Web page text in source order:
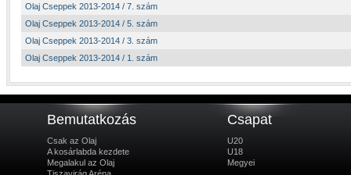
Olaj Cseppek 2013-2014 / 7. szám
Olaj Cseppek 2013-2014 / 5. szám
Olaj Cseppek 2013-2014 / 3. szám
Olaj Cseppek 2013-2014 / 1. szám
Bemutatkozás
Csak az Olaj
A kosárlabda kezdete
Megalakul az Olaj
Csapat
U20
U18
Megyei